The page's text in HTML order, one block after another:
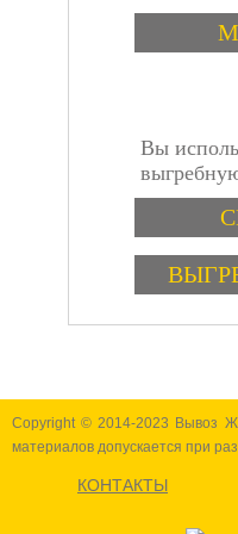
инструкция
Вы
Варианты
Copyright © 2014-2023 Вывоз
материалов допускается при
КОНТАКТЫ